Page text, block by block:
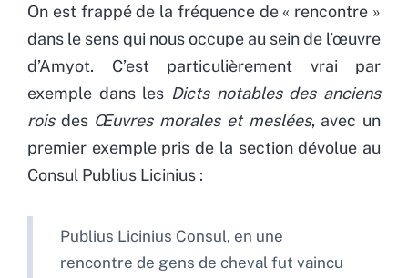
On est frappé de la fréquence de « rencontre »
dans le sens qui nous occupe au sein de l’œuvre
d’Amyot. C’est particulièrement vrai par
exemple dans les Dicts notables des anciens
rois des Œuvres morales et meslées, avec un
premier exemple pris de la section dévolue au
Consul Publius Licinius :
Publius Licinius Consul, en une
rencontre de gens de cheval fut vaincu